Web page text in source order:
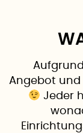
Angebot
Jeder